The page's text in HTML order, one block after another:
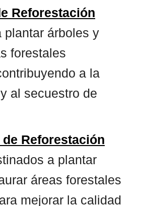
Reforestación
plantar árboles y
forestales
a la
al secuestro de
Reforestación
a plantar
áreas forestales
mejorar la calidad